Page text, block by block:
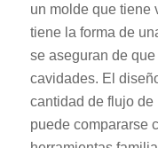
un molde que tiene
tiene la forma de
se aseguran de
cavidades. El
cantidad de flujo
puede compararse